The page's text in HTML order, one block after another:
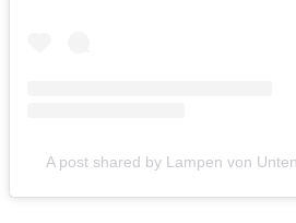
A post shared by Lampen von